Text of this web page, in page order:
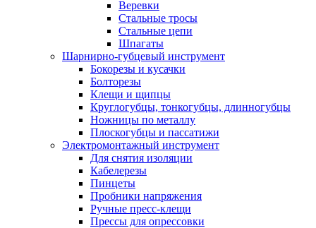
Веревки
Стальные тросы
Стальные цепи
Шпагаты
Шарнирно-губцевый инструмент
Бокорезы и кусачки
Болторезы
Клещи и щипцы
Круглогубцы, тонкогубцы, длинногубцы
Ножницы по металлу
Плоскогубцы и пассатижи
Электромонтажный инструмент
Для снятия изоляции
Кабелерезы
Пинцеты
Пробники напряжения
Ручные пресс-клещи
Прессы для опрессовки